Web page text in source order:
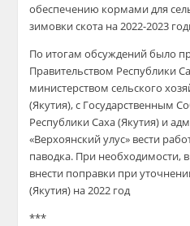
обеспечению кормами для
зимовки скота на 2022-2023
По итогам обсуждений было
Правительством Республики
министерством сельского
(Якутия), с Государственным
Республики Саха (Якутия) и
«Верхоянский улус» вести
паводка. При необходимости,
внести поправки при
(Якутия) на 2022 год
***